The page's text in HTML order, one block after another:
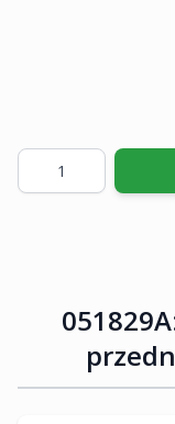
Množství